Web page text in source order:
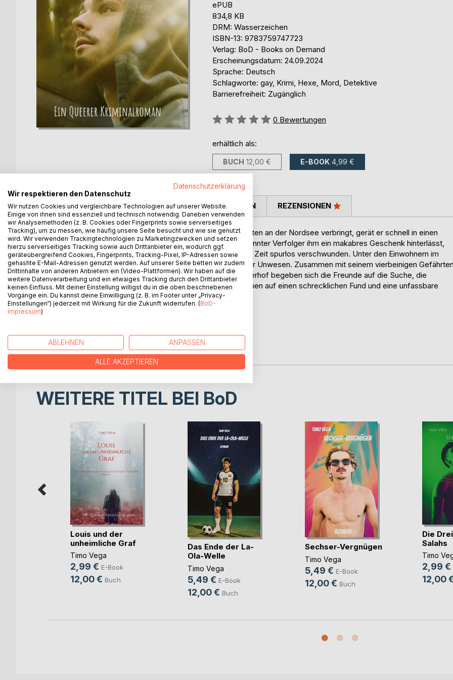
ePUB
834,8 KB
DRM: Wasserzeichen
ISBN-13: 9783759747723
Verlag: BoD - Books on Demand
Erscheinungsdatum: 24.09.2024
Sprache: Deutsch
Schlagworte: gay, Krimi, Hexe, Mord, Detektive
Barrierefreiheit: Zugänglich
Bewertung::
0 Bewertungen
erhältlich als:
BUCH 12,00 € E-BOOK 4,99 €
BESCHREIBUNG
Als Louis einen Kurzurlaub auf dem Hof seiner beiden Tanten an der Nordsee verbringt, gerät er schnell in einen
Strudel mysteriöser Ereignisse. Nicht nur, dass ein unbekannter Verfolger ihm ein makabres Geschenk hinterlässt,
so ist auch der alte Leuchtturmwärter Heinrich seit einiger Zeit spurlos verschwunden. Unter den Einwohnern im
Dorf halten sich hartnäckige Gerüchte, eine Hexe treibe ihr Unwesen. Zusammen mit seinem vierbeinigen
Rufus und dem hübschen Pascal vom angrenzenden Reiterhof begeben sich die Freunde auf die Suche, die
Geschehnisse aufzuklären, und stoßen bei ihren Recherchen auf einen schrecklichen Fund und eine unfassbare
Tragödie, die bis weit in die Vergangenheit zurückreicht.
#Gaycrime #Spannung # Junge Detektive
#Behagliche Wärme
AUTOR/IN PRESSESTIMMEN REZENSIONEN
WEITERE TITEL BEI BoD
Louis und der
unheimliche Graf
Timo Vega
2,99 € E-Book
12,00 € Buch
Das Ende der La-
Ola-Welle
Timo Vega
5,49 € E-Book
12,00 € Buch
Sechser-Vergnügen
Timo Vega
5,49 € E-Book
12,00 € Buch
Die
Salahs
Timo
2,99 €
12,00
Datenschutzerklärung
Wir respektieren den Datenschutz
Wir nutzen Cookies und vergleichbare Technologien auf unserer Website.
Einige von ihnen sind essenziell und technisch notwendig. Daneben verwenden
wir Analysemethoden (z. B. Cookies oder Fingerprints sowie serverseitiges
Tracking), um zu messen, wie häufig unsere Seite besucht und wie sie genutzt
wird. Wir verwenden Trackingtechnologien zu Marketingzwecken und setzen
hierzu serverseitiges Tracking sowie auch Drittanbieter ein, wodurch ggf.
geräteübergreifend Cookies, Fingerprints, Tracking-Pixel, IP-Adressen sowie
gehashte E-Mail-Adressen genutzt werden. Auf unserer Seite betten wir zudem
Drittinhalte von anderen Anbietern ein (Video-Plattformen). Wir haben auf die
weitere Datenverarbeitung und ein etwaiges Tracking durch den Drittanbieter
keinen Einfluss. Mit deiner Einstellung willigst du in die oben beschriebenen
Vorgänge ein. Du kannst deine Einwilligung (z. B. im Footer unter „Privacy-
Einstellungen“) jederzeit mit Wirkung für die Zukunft widerrufen. (BoD-
Impressum)
ABLEHNEN ANPASSEN
ALLE AKZEPTIEREN